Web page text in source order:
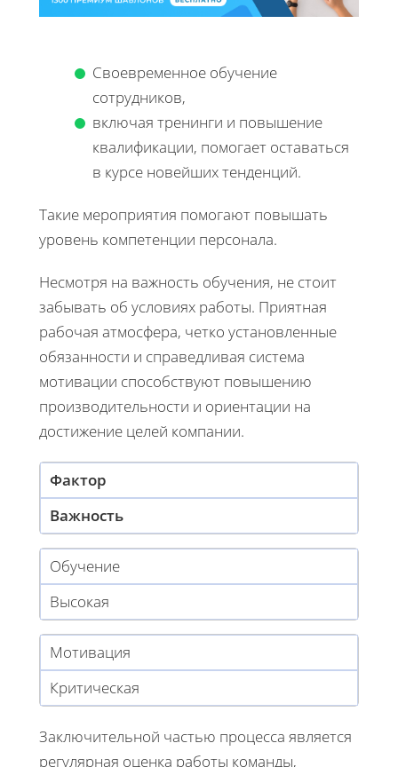
Своевременное обучение
сотрудников,
включая тренинги и повышение
квалификации, помогает оставаться
в курсе новейших тенденций.
Такие мероприятия помогают повышать
уровень компетенции персонала.
Несмотря на важность обучения, не стоит
забывать об условиях работы. Приятная
рабочая атмосфера, четко установленные
обязанности и справедливая система
мотивации способствуют повышению
производительности и ориентации на
достижение целей компании.
Фактор
Важность
Обучение
Высокая
Мотивация
Критическая
Заключительной частью процесса является
регулярная оценка работы команды,